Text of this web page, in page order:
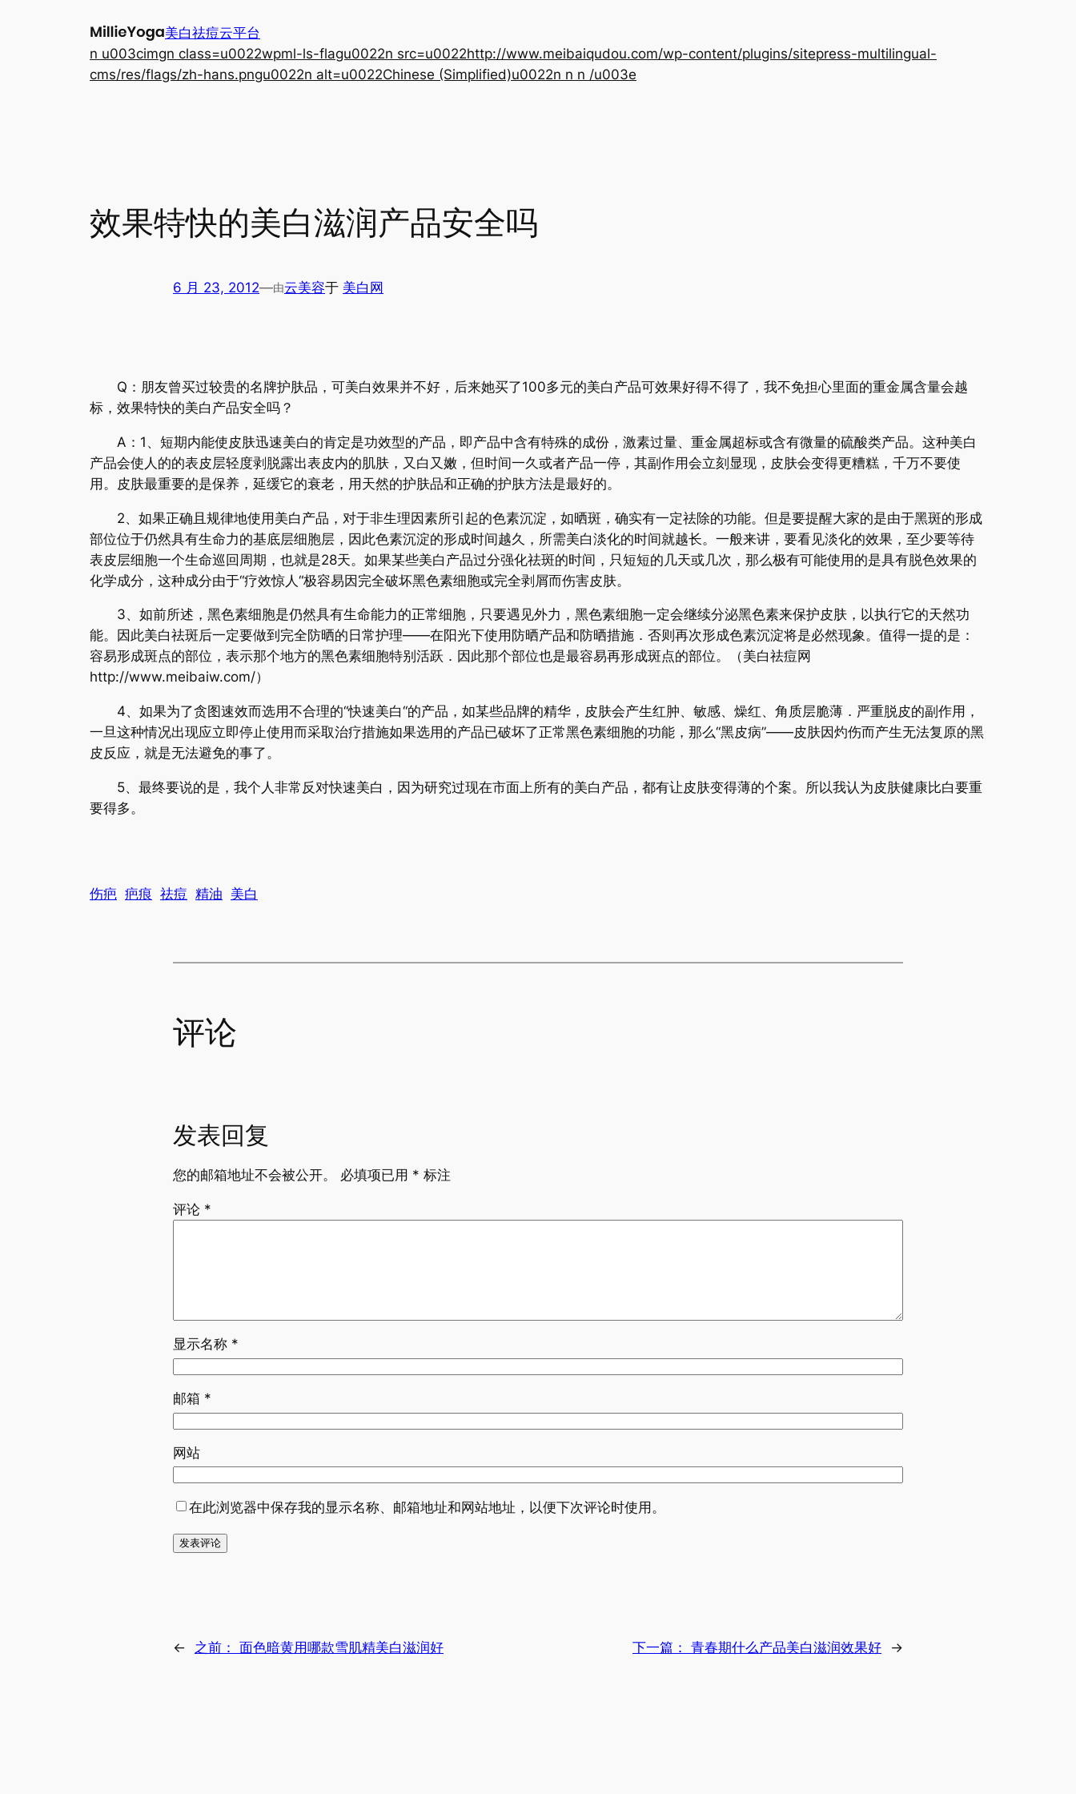
美白祛痘云平台
n u003cimgn class=u0022wpml-ls-flagu0022n src=u0022http://www.meibaiqudou.com/wp-content/plugins/sitepress-multilingual-
cms/res/flags/zh-hans.pngu0022n alt=u0022Chinese (Simplified)u0022n n n /u003e
效果特快的美白滋润产品安全吗
6 月 23, 2012—由云美容于 美白网
Q：朋友曾买过较贵的名牌护肤品，可美白效果并不好，后来她买了100多元的美白产品可效果好得不得了，我不免担心里面的重金属含量会越
标，效果特快的美白产品安全吗？
A：1、短期内能使皮肤迅速美白的肯定是功效型的产品，即产品中含有特殊的成份，激素过量、重金属超标或含有微量的硫酸类产品。这种美白
产品会使人的的表皮层轻度剥脱露出表皮内的肌肤，又白又嫩，但时间一久或者产品一停，其副作用会立刻显现，皮肤会变得更糟糕，千万不要使
用。皮肤最重要的是保养，延缓它的衰老，用天然的护肤品和正确的护肤方法是最好的。
2、如果正确且规律地使用美白产品，对于非生理因素所引起的色素沉淀，如晒斑，确实有一定祛除的功能。但是要提醒大家的是由于黑斑的形成
部位位于仍然具有生命力的基底层细胞层，因此色素沉淀的形成时间越久，所需美白淡化的时间就越长。一般来讲，要看见淡化的效果，至少要等待
表皮层细胞一个生命巡回周期，也就是28天。如果某些美白产品过分强化祛斑的时间，只短短的几天或几次，那么极有可能使用的是具有脱色效果的
化学成分，这种成分由于“疗效惊人“极容易因完全破坏黑色素细胞或完全剥屑而伤害皮肤。
3、如前所述，黑色素细胞是仍然具有生命能力的正常细胞，只要遇见外力，黑色素细胞一定会继续分泌黑色素来保护皮肤，以执行它的天然功
能。因此美白祛斑后一定要做到完全防晒的日常护理——在阳光下使用防晒产品和防晒措施．否则再次形成色素沉淀将是必然现象。值得一提的是：
容易形成斑点的部位，表示那个地方的黑色素细胞特别活跃．因此那个部位也是最容易再形成斑点的部位。（美白祛痘网
http://www.meibaiw.com/）
4、如果为了贪图速效而选用不合理的“快速美白“的产品，如某些品牌的精华，皮肤会产生红肿、敏感、燥红、角质层脆薄．严重脱皮的副作用，
一旦这种情况出现应立即停止使用而采取治疗措施如果选用的产品已破坏了正常黑色素细胞的功能，那么“黑皮病”——皮肤因灼伤而产生无法复原的黑
皮反应，就是无法避免的事了。
5、最终要说的是，我个人非常反对快速美白，因为研究过现在市面上所有的美白产品，都有让皮肤变得薄的个案。所以我认为皮肤健康比白要重
要得多。
伤疤 疤痕 祛痘 精油 美白
评论
发表回复
您的邮箱地址不会被公开。 必填项已用 * 标注
评论 *
显示名称 *
邮箱 *
网站
在此浏览器中保存我的显示名称、邮箱地址和网站地址，以便下次评论时使用。
← 之前： 面色暗黄用哪款雪肌精美白滋润好 下一篇： 青春期什么产品美白滋润效果好 →